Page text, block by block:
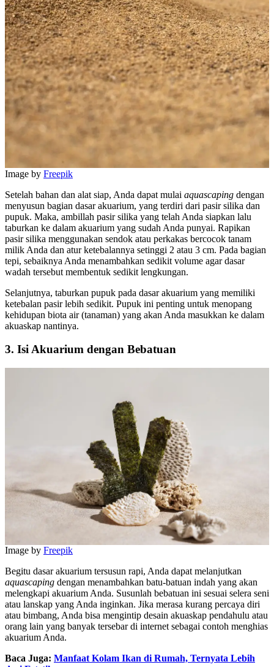
Image by Freepik
Setelah bahan dan alat siap, Anda dapat mulai aquascaping dengan
menyusun bagian dasar akuarium, yang terdiri dari pasir silika dan
pupuk. Maka, ambillah pasir silika yang telah Anda siapkan lalu
taburkan ke dalam akuarium yang sudah Anda punyai. Rapikan
pasir silika menggunakan sendok atau perkakas bercocok tanam
milik Anda dan atur ketebalannya setinggi 2 atau 3 cm. Pada bagian
tepi, sebaiknya Anda menambahkan sedikit volume agar dasar
wadah tersebut membentuk sedikit lengkungan.
Selanjutnya, taburkan pupuk pada dasar akuarium yang memiliki
ketebalan pasir lebih sedikit. Pupuk ini penting untuk menopang
kehidupan biota air (tanaman) yang akan Anda masukkan ke dalam
akuaskap nantinya.
3. Isi Akuarium dengan Bebatuan
Image by Freepik
Begitu dasar akuarium tersusun rapi, Anda dapat melanjutkan
aquascaping dengan menambahkan batu-batuan indah yang akan
melengkapi akuarium Anda. Susunlah bebatuan ini sesuai selera seni
atau lanskap yang Anda inginkan. Jika merasa kurang percaya diri
atau bimbang, Anda bisa mengintip desain akuaskap pendahulu atau
orang lain yang banyak tersebar di internet sebagai contoh menghias
akuarium Anda.
Baca Juga: Manfaat Kolam Ikan di Rumah, Ternyata Lebih